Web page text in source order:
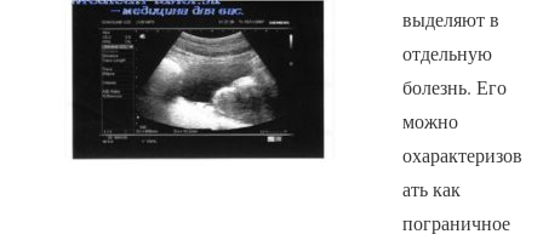
выделяют в
отдельную
болезнь. Его
можно
охарактеризов
ать как
пограничное